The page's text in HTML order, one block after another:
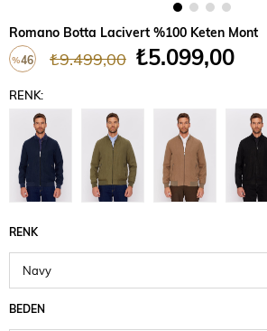
Romano Botta Lacivert %100 Keten Mont
%46 ₺9.499,00 ₺5.099,00
RENK:
RENK
BEDEN